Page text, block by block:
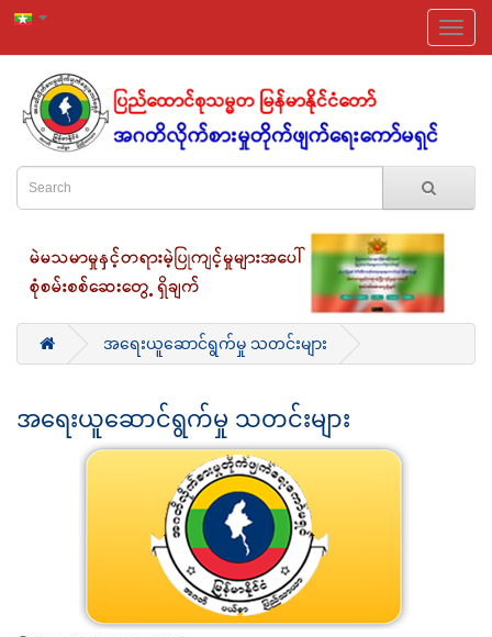
အရေးယူဆောင်ရွက်မှု သတင်းများ
အရေးယူဆောင်ရွက်မှု သတင်းများ